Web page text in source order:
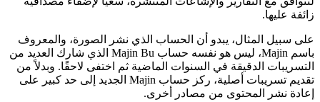
زائفة عليها.
على سبيل المثال، يبدو أن الحساب الذي نشر الصورة، والمعروف
باسم Majin، ليس هو نفسه حساب Majin Bu الذي شارك العديد من
التسريبات الدقيقة في السنوات الماضية ثم اختفى لاحقًا. وبدلاً من
تقديم تسريبات أصلية، ركز حساب Majin الجديد إلى حد كبير على
إعادة نشر المحتوى من مصادر أخرى.